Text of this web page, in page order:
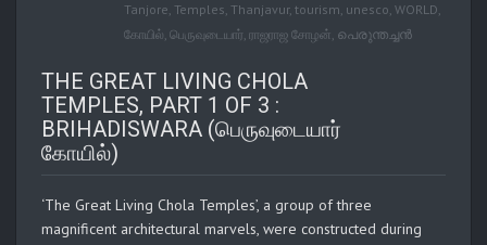
Tanjore, Temples, Thanjavur, tourism, unesco, WORLD,
கோயில், பெருவுடையார், ராஜராஜ சோழன் , പെരുന്തച്ചന്‍
THE GREAT LIVING CHOLA
TEMPLES, PART 1 OF 3 :
BRIHADISWARA (பெருவுடையார்
கோயில்)
‘The Great Living Chola Temples’, a group of three
magnificent architectural marvels, were constructed during